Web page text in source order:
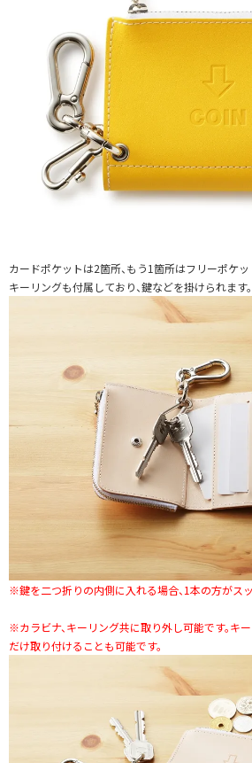
カードポケットは2箇所、もう1箇所はフリーポケ
キーリングも付属しており、鍵などを掛けられます。
※鍵を二つ折りの内側に入れる場合、1本の方がス
※カラビナ、キーリング共に取り外し可能です。キ
だけ取り付けることも可能です。